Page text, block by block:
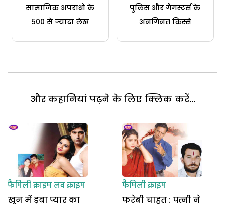
सामाजिक अपराधों के
500 से ज्यादा लेख
पुलिस और गैंगस्टर्स के
अनगिनत किस्से
और कहानियां पढ़ने के लिए क्लिक करें...
फैमिली क्राइमलव क्राइम
खून में डूबा प्यार का
फैमिली क्राइम
फरेबी चाहत : पत्नी ने